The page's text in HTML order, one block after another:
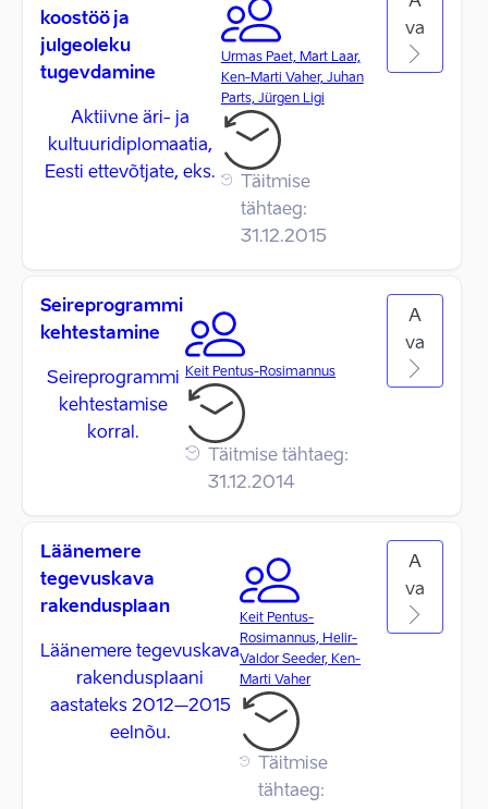
koostöö ja
julgeoleku
tugevdamine
Aktiivne äri- ja
kultuuridiplomaatia,
Eesti ettevõtjate, eks.
Urmas Paet, Mart Laar,
Ken-Marti Vaher, Juhan
Parts, Jürgen Ligi
Täitmise
tähtaeg:
31.12.2015
va
Seireprogrammi
kehtestamine
Seireprogrammi
kehtestamise
korral.
Keit Pentus-Rosimannus
Täitmise tähtaeg:
31.12.2014
A
va
Läänemere
tegevuskava
rakendusplaan
Läänemere tegevuskava
rakendusplaani
aastateks 2012–2015
eelnõu.
Keit Pentus-
Rosimannus, Helir-
Valdor Seeder, Ken-
Marti Vaher
Täitmise
tähtaeg:
A
va